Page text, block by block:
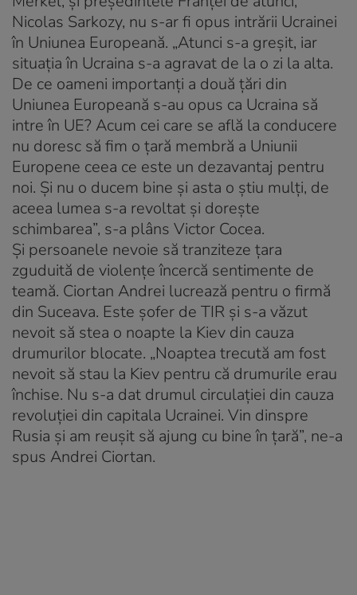
Nicolas Sarkozy, nu s-ar fi opus intrării Ucrainei
în Uniunea Europeană. „Atunci s-a greșit, iar
situația în Ucraina s-a agravat de la o zi la alta.
De ce oameni importanți a două țări din
Uniunea Europeană s-au opus ca Ucraina să
intre în UE? Acum cei care se află la conducere
nu doresc să fim o țară membră a Uniunii
Europene ceea ce este un dezavantaj pentru
noi. Și nu o ducem bine și asta o știu mulți, de
aceea lumea s-a revoltat și dorește
schimbarea”, s-a plâns Victor Cocea.
Şi persoanele nevoie să tranziteze ţara
zguduită de violenţe încercă sentimente de
teamă. Ciortan Andrei lucrează pentru o firmă
din Suceava. Este șofer de TIR și s-a văzut
nevoit să stea o noapte la Kiev din cauza
drumurilor blocate. „Noaptea trecută am fost
nevoit să stau la Kiev pentru că drumurile erau
închise. Nu s-a dat drumul circulației din cauza
revoluției din capitala Ucrainei. Vin dinspre
Rusia și am reușit să ajung cu bine în țară”, ne-a
spus Andrei Ciortan.